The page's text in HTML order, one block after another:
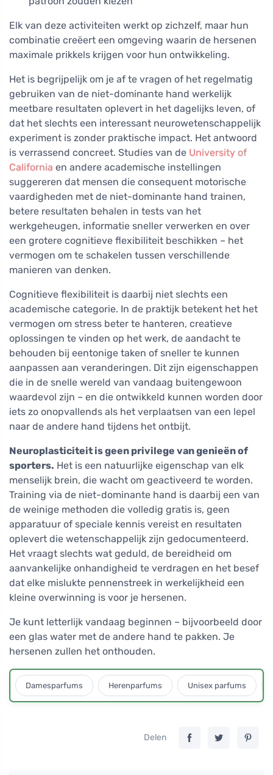
Elk van deze activiteiten werkt op zichzelf, maar hun
combinatie creëert een omgeving waarin de hersenen
maximale prikkels krijgen voor hun ontwikkeling.
Het is begrijpelijk om je af te vragen of het regelmatig
gebruiken van de niet-dominante hand werkelijk
meetbare resultaten oplevert in het dagelijks leven, of
dat het slechts een interessant neurowetenschappelijk
experiment is zonder praktische impact. Het antwoord
is verrassend concreet. Studies van de University of
California en andere academische instellingen
suggereren dat mensen die consequent motorische
vaardigheden met de niet-dominante hand trainen,
betere resultaten behalen in tests van het
werkgeheugen, informatie sneller verwerken en over
een grotere cognitieve flexibiliteit beschikken – het
vermogen om te schakelen tussen verschillende
manieren van denken.
Cognitieve flexibiliteit is daarbij niet slechts een
academische categorie. In de praktijk betekent het het
vermogen om stress beter te hanteren, creatieve
oplossingen te vinden op het werk, de aandacht te
behouden bij eentonige taken of sneller te kunnen
aanpassen aan veranderingen. Dit zijn eigenschappen
die in de snelle wereld van vandaag buitengewoon
waardevol zijn – en die ontwikkeld kunnen worden door
iets zo onopvallends als het verplaatsen van een lepel
naar de andere hand tijdens het ontbijt.
Neuroplasticiteit is geen privilege van genieën of
sporters. Het is een natuurlijke eigenschap van elk
menselijk brein, die wacht om geactiveerd te worden.
Training via de niet-dominante hand is daarbij een van
de weinige methoden die volledig gratis is, geen
apparatuur of speciale kennis vereist en resultaten
oplevert die wetenschappelijk zijn gedocumenteerd.
Het vraagt slechts wat geduld, de bereidheid om
aanvankelijke onhandigheid te verdragen en het besef
dat elke mislukte pennenstreek in werkelijkheid een
kleine overwinning is voor je hersenen.
Je kunt letterlijk vandaag beginnen – bijvoorbeeld door
een glas water met de andere hand te pakken. Je
hersenen zullen het onthouden.
Damesparfums Herenparfums Unisex parfums
Delen